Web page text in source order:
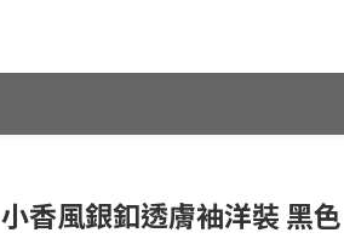
小香風銀釦透膚袖洋裝 黑色